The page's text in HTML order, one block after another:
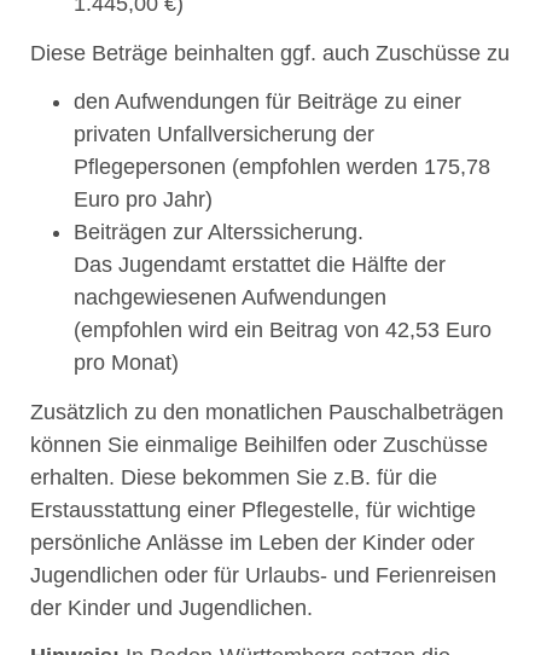
Diese Beträge beinhalten ggf. auch Zuschüsse zu
den Aufwendungen für Beiträge zu einer
privaten Unfallversicherung der
Pflegepersonen (empfohlen werden 175,78
Euro pro Jahr)
Beiträgen zur Alterssicherung.
Das Jugendamt erstattet die Hälfte der
nachgewiesenen Aufwendungen
(empfohlen wird ein Beitrag von 42,53 Euro
pro Monat)
Zusätzlich zu den monatlichen Pauschalbeträgen
können Sie einmalige Beihilfen oder Zuschüsse
erhalten. Diese bekommen Sie z.B. für die
Erstausstattung einer Pflegestelle, für wichtige
persönliche Anlässe im Leben der Kinder oder
Jugendlichen oder für Urlaubs- und Ferienreisen
der Kinder und Jugendlichen.